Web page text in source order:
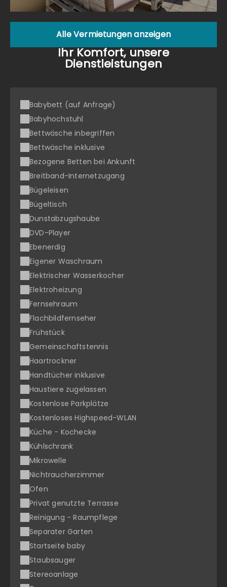
Alle Vermietungen anzeigen
Ihr Komfort, unsere
Dienstleistungen
Babybett (auf Anfrage)
Babyhochstuhl
Bettwäsche inbegriffen
Bettwäsche inklusive
Bezogene Betten bei Ankunft
Breitband-Internetzugang
Bügeleisen
Bügeltisch
Dunstabzugshaube
DVD-Player
Ebenerdig
Eigener Waschraum
Elektrischer Wasserkocher
Elektroheizung
Fernsehraum
Flachbildfernseher
Frühstück
Gemeinschaftstennis
Haartrockner
Handtücher inklusive
Haustiere zugelassen
Kostenlose Parkplätze
Kostenloses Highspeed-WLAN
Küche - Kochecke
Kühlschrank
Mikrowelle
Nichtraucherzimmer
Ofen
Privat genutzte Terrasse
Reinigung - Raumpflege
Separater Garten
Startseite baby
Staubsauger
Stereoanlage